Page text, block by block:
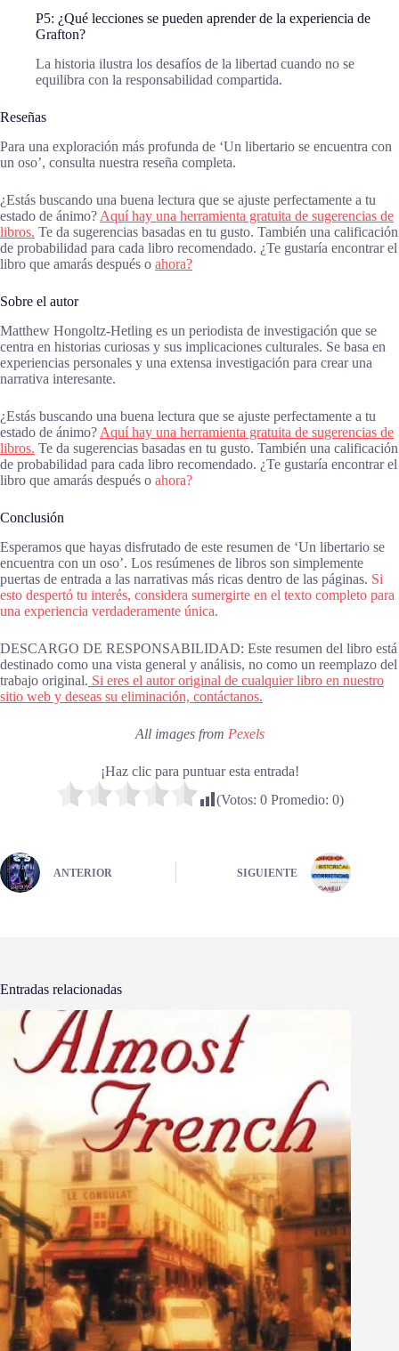
P5: ¿Qué lecciones se pueden aprender de la experiencia de
Grafton?
La historia ilustra los desafíos de la libertad cuando no se
equilibra con la responsabilidad compartida.
Reseñas
Para una exploración más profunda de ‘Un libertario se encuentra con
un oso’, consulta nuestra reseña completa.
¿Estás buscando una buena lectura que se ajuste perfectamente a tu
estado de ánimo? Aquí hay una herramienta gratuita de sugerencias de
libros. Te da sugerencias basadas en tu gusto. También una calificación
de probabilidad para cada libro recomendado. ¿Te gustaría encontrar el
libro que amarás después o ahora?
Sobre el autor
Matthew Hongoltz-Hetling es un periodista de investigación que se
centra en historias curiosas y sus implicaciones culturales. Se basa en
experiencias personales y una extensa investigación para crear una
narrativa interesante.
¿Estás buscando una buena lectura que se ajuste perfectamente a tu
estado de ánimo? Aquí hay una herramienta gratuita de sugerencias de
libros. Te da sugerencias basadas en tu gusto. También una calificación
de probabilidad para cada libro recomendado. ¿Te gustaría encontrar el
libro que amarás después o ahora?
Conclusión
Esperamos que hayas disfrutado de este resumen de ‘Un libertario se
encuentra con un oso’. Los resúmenes de libros son simplemente
puertas de entrada a las narrativas más ricas dentro de las páginas. Si
esto despertó tu interés, considera sumergirte en el texto completo para
una experiencia verdaderamente única.
DESCARGO DE RESPONSABILIDAD: Este resumen del libro está
destinado como una vista general y análisis, no como un reemplazo del
trabajo original. Si eres el autor original de cualquier libro en nuestro
sitio web y deseas su eliminación, contáctanos.
All images from Pexels
¡Haz clic para puntuar esta entrada!
(Votos: 0Promedio: 0)
ANTERIOR SIGUIENTE
Entradas relacionadas